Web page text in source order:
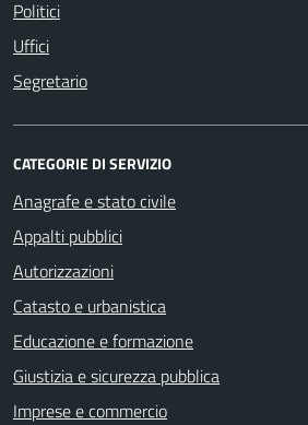
Politici
Uffici
Segretario
CATEGORIE DI SERVIZIO
Anagrafe e stato civile
Appalti pubblici
Autorizzazioni
Catasto e urbanistica
Educazione e formazione
Giustizia e sicurezza pubblica
Imprese e commercio